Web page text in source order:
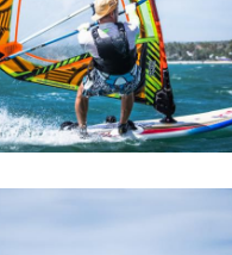
Цены
Обучение Виндсерфингу
виндсерфинга и винг фойла
серфинг и SUP
Продажа оборудования